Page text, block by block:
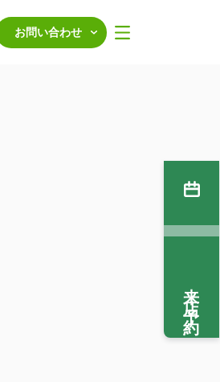
お問い合わせ
来店予約